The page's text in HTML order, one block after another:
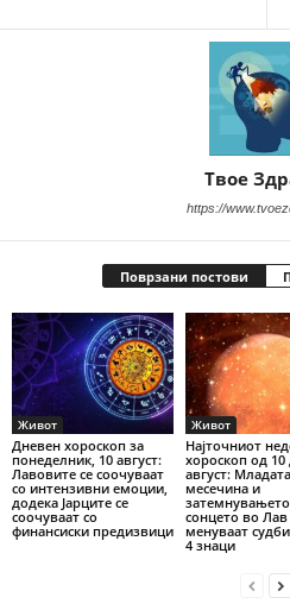
Твое
https://
Поврзани постови
Живот
Дневен хороскоп за
понеделник, 10 август:
Лавовите се соочуваат
со интензивни емоции,
додека Јарците се
соочуваат со
финансиски предизвици
Живот
Најточниот
хороскоп од 10
август: Младата
месечина и
сонцето во Лав
менуваат
4 знаци